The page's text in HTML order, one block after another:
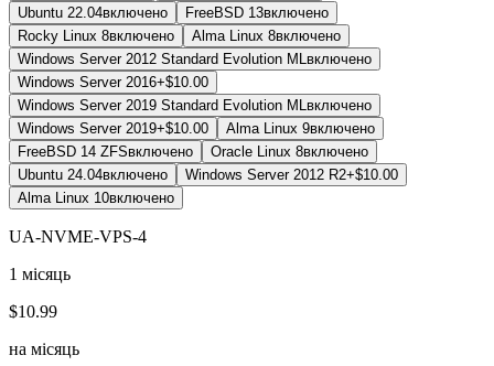
Ubuntu 22.04включено FreeBSD 13включено
Rocky Linux 8включено Alma Linux 8включено
Windows Server 2012 Standard Evolution MLвключено
Windows Server 2016+$10.00
Windows Server 2019 Standard Evolution MLвключено
Windows Server 2019+$10.00 Alma Linux 9включено
FreeBSD 14 ZFSвключено Oracle Linux 8включено
Ubuntu 24.04включено Windows Server 2012 R2+$10.00
Alma Linux 10включено
UA-NVME-VPS-4
1 місяць
$10.99
на місяць